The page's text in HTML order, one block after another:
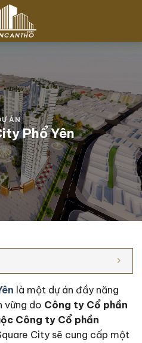
ÁN
Phổ Yên
là một dự án đầy năng
vững do Công ty Cổ phần
Công ty Cổ phần
City sẽ cung cấp một